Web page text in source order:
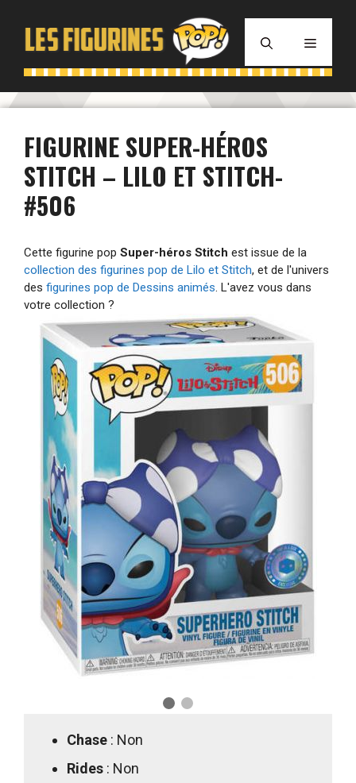
contenu
MENU
FIGURINE SUPER-HÉROS
STITCH – LILO ET STITCH-
#506
Cette figurine pop Super-héros Stitch est issue de la
collection des figurines pop de Lilo et Stitch, et de l'univers
des figurines pop de Dessins animés. L'avez vous dans
votre collection ?
Chase : Non
Rides : Non